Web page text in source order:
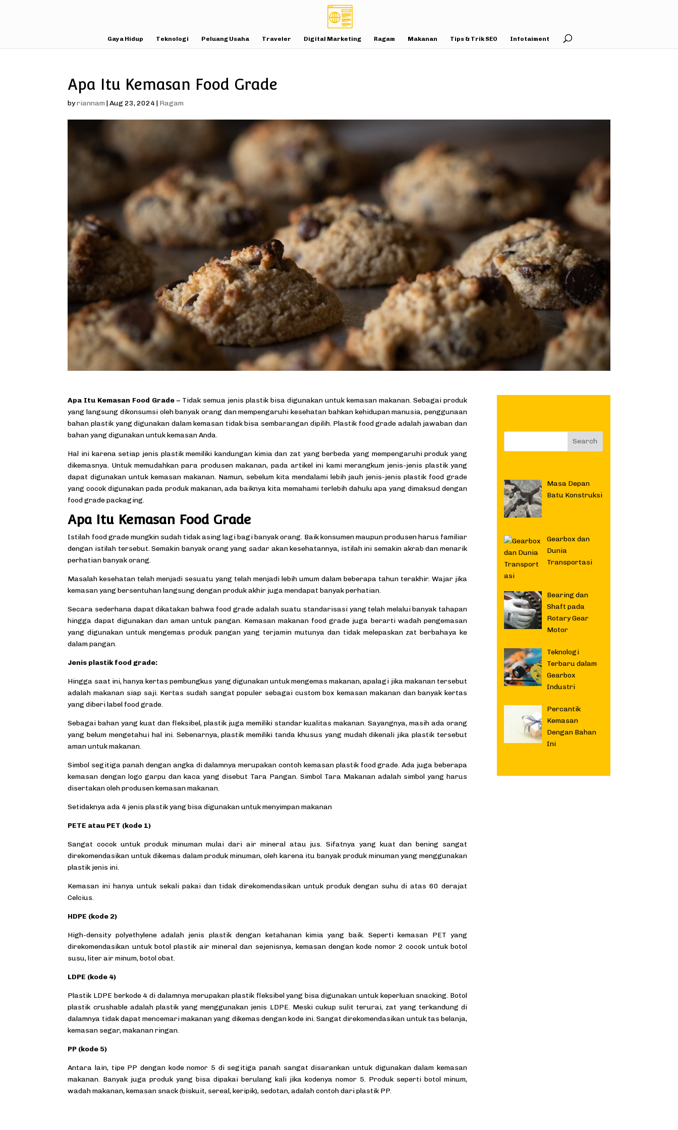
Gaya Hidup Teknologi Peluang Usaha Traveler Digital Marketing Ragam Makanan Tips & Trik SEO Infotaiment
Apa Itu Kemasan Food Grade
byriannam |Aug 23, 2024 | Ragam
Apa Itu Kemasan Food Grade – Tidak semua jenis plastik bisa digunakan untuk kemasan makanan. Sebagai produk
yang langsung dikonsumsi oleh banyak orang dan mempengaruhi kesehatan bahkan kehidupan manusia, penggunaan
bahan plastik yang digunakan dalam kemasan tidak bisa sembarangan dipilih. Plastik food grade adalah jawaban dan
bahan yang digunakan untuk kemasan Anda.
Hal ini karena setiap jenis plastik memiliki kandungan kimia dan zat yang berbeda yang mempengaruhi produk yang
dikemasnya. Untuk memudahkan para produsen makanan, pada artikel ini kami merangkum jenis-jenis plastik yang
dapat digunakan untuk kemasan makanan. Namun, sebelum kita mendalami lebih jauh jenis-jenis plastik food grade
yang cocok digunakan pada produk makanan, ada baiknya kita memahami terlebih dahulu apa yang dimaksud dengan
food grade packaging.
Apa Itu Kemasan Food Grade
Istilah food grademungkin sudah tidak asing lagi bagi banyak orang. Baik konsumen maupun produsen harus familiar
dengan istilah tersebut. Semakin banyak orang yang sadar akan kesehatannya, istilah ini semakin akrab dan menarik
perhatian banyak orang.
Masalah kesehatan telah menjadi sesuatu yang telah menjadi lebih umum dalam beberapa tahun terakhir. Wajar jika
kemasan yang bersentuhan langsung dengan produk akhir juga mendapat banyak perhatian.
Secara sederhana dapat dikatakan bahwa food grade adalah suatu standarisasi yang telah melalui banyak tahapan
hingga dapat digunakan dan aman untuk pangan. Kemasan makanan food grade juga berarti wadah pengemasan
yang digunakan untuk mengemas produk pangan yang terjamin mutunya dan tidak melepaskan zat berbahaya ke
dalam pangan.
Jenis plastik food grade:
Hingga saat ini, hanya kertas pembungkus yang digunakan untuk mengemas makanan, apalagi jika makanan tersebut
adalah makanan siap saji. Kertas sudah sangat populer sebagai custom box kemasan makanan dan banyak kertas
yang diberi label food grade.
Sebagai bahan yang kuat dan fleksibel, plastik juga memiliki standar kualitas makanan. Sayangnya, masih ada orang
yang belum mengetahui hal ini. Sebenarnya, plastik memiliki tanda khusus yang mudah dikenali jika plastik tersebut
aman untuk makanan.
Simbol segitiga panah dengan angka di dalamnya merupakan contoh kemasan plastik food grade. Ada juga beberapa
kemasan dengan logo garpu dan kaca yang disebut Tara Pangan. Simbol Tara Makanan adalah simbol yang harus
disertakan oleh produsen kemasan makanan.
Setidaknya ada 4 jenis plastik yang bisa digunakan untuk menyimpan makanan
PETE atau PET (kode 1)
Sangat cocok untuk produkminuman mulai dari air mineral atau jus. Sifatnya yang kuat dan bening sangat
direkomendasikan untuk dikemas dalam produk minuman, oleh karena itu banyak produk minuman yang menggunakan
plastik jenis ini.
Kemasan ini hanya untuk sekali pakai dan tidak direkomendasikan untuk produk dengan suhu di atas 60 derajat
Celcius.
HDPE (kode 2)
High-density polyethylene adalah jenis plastik dengan ketahanan kimia yang baik. Seperti kemasan PET yang
direkomendasikan untuk botol plastik air mineral dan sejenisnya, kemasan dengan kode nomor 2 cocok untuk botol
susu, liter air minum, botol obat.
LDPE (kode 4)
Plastik LDPE berkode 4 di dalamnya merupakan plastik fleksibel yang bisa digunakan untuk keperluan snacking. Botol
plastik crushable adalah plastik yang menggunakan jenis LDPE. Meski cukup sulit terurai, zat yang terkandung di
dalamnya tidak dapat mencemari makanan yang dikemas dengan kode ini. Sangat direkomendasikan untuk tas belanja,
kemasan segar, makanan ringan.
PP (kode 5)
Antara lain, tipe PP dengan kode nomor 5 di segitiga panah sangat disarankan untuk digunakan dalam kemasan
makanan. Banyak juga produk yang bisa dipakai berulang kali jika kodenya nomor 5. Produk seperti botol minum,
wadah makanan, kemasan snack (biskuit, sereal, keripik), sedotan, adalah contoh dari plastik PP.
Masa Depan
Batu Konstruksi
Gearbox dan
Dunia
Transportasi
Bearing dan
Shaft pada
Rotary Gear
Motor
Teknologi
Terbaru dalam
Gearbox
Industri
Percantik
Kemasan
Dengan Bahan
Ini